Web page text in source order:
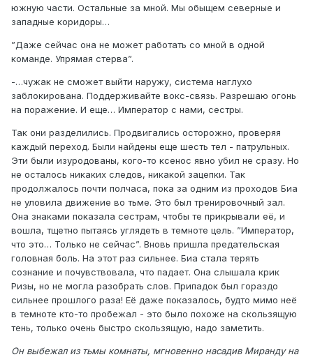
южную части. Остальные за мной. Мы обыщем северные и
западные коридоры…
”Даже сейчас она не может работать со мной в одной
команде. Упрямая стерва”.
-…чужак не сможет выйти наружу, система наглухо
заблокирована. Поддерживайте вокс-связь. Разрешаю огонь
на поражение. И еще… Император с нами, сестры.
Так они разделились. Продвигались осторожно, проверяя
каждый переход. Были найдены еще шесть тел - патрульных.
Эти были изуродованы, кого-то ксенос явно убил не сразу. Но
не осталось никаких следов, никакой зацепки. Так
продолжалось почти полчаса, пока за одним из проходов Биа
не уловила движение во тьме. Это был тренировочный зал.
Она знаками показала сестрам, чтобы те прикрывали её, и
вошла, тщетно пытаясь углядеть в темноте цель. ”Император,
что это… Только не сейчас”. Вновь пришла предательская
головная боль. На этот раз сильнее. Биа стала терять
сознание и почувствовала, что падает. Она слышала крик
Ризы, но не могла разобрать слов. Припадок был гораздо
сильнее прошлого раза! Её даже показалось, будто мимо неё
в темноте кто-то пробежал - это было похоже на скользящую
тень, только очень быстро скользящую, надо заметить.
Он выбежал из тьмы комнаты, мгновенно насадив Миранду на